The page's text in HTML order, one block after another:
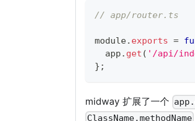
// app/router.ts
module. exports =
  app
. get ( '/api/
} ;
midway 扩展了一个
ClassName.methodName